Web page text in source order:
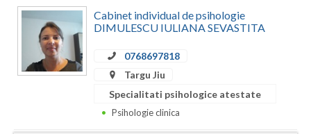
Bucuresti
Buzau
Calarasi
Cabinet individual de psihologie
DIMULESCU IULIANA SEVASTITA
0768697818
Targu Jiu
Specialitati psihologice atestate
Psihologie clinica